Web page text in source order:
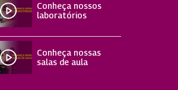
Conheça nossos
laboratórios
Conheça nossas
salas de aula